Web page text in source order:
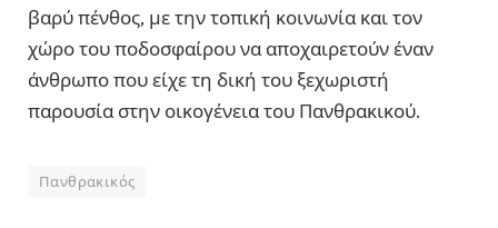
βαρύ πένθος, με την τοπική κοινωνία και τον
χώρο του ποδοσφαίρου να αποχαιρετούν έναν
άνθρωπο που είχε τη δική του ξεχωριστή
παρουσία στην οικογένεια του Πανθρακικού.
Πανθρακικός